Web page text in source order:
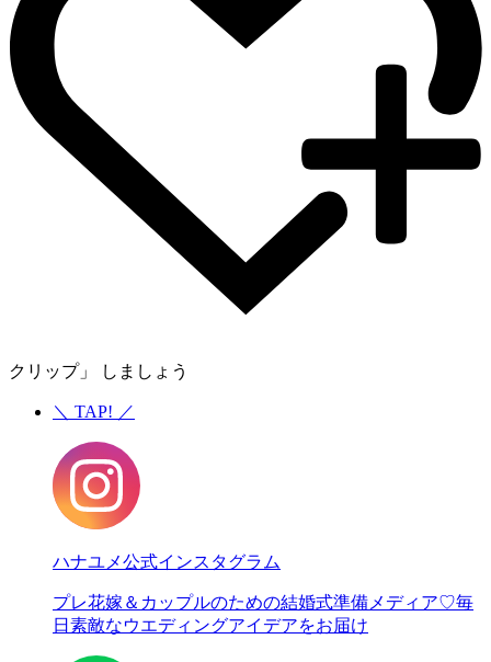
クリップ」 しましょう
＼ TAP! ／
ハナユメ公式インスタグラム
プレ花嫁＆カップルのための結婚式準備メディア♡毎
日素敵なウエディングアイデアをお届け